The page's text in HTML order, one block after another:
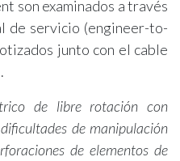
son examinados a través
de servicio (engineer-to-
junto con el cable
de libre rotación con
de manipulación
de elementos de